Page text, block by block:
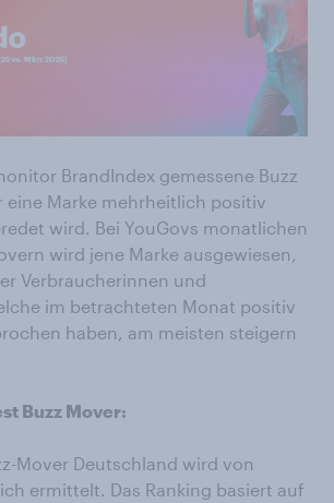
BrandIndex gemessene Buzz
eine Marke mehrheitlich positiv
wird. Bei YouGovs monatlichen
wird jene Marke ausgewiesen,
Verbraucherinnen und
im betrachteten Monat positiv
haben, am meisten steigern
Buzz Mover:
Mover Deutschland wird von
ermittelt. Das Ranking basiert auf